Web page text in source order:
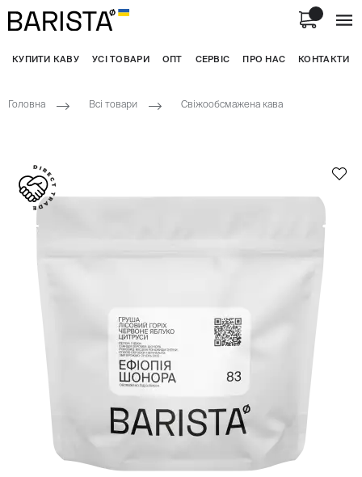
КУПИТИ КАВУ УСІ ТОВАРИ ОПТ СЕРВІС ПРО НАС КОНТАКТИ
Головна Всі товари Свіжообсмажена кава